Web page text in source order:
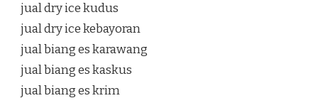
jual dry ice kudus
jual dry ice kebayoran
jual biang es karawang
jual biang es kaskus
jual biang es krim